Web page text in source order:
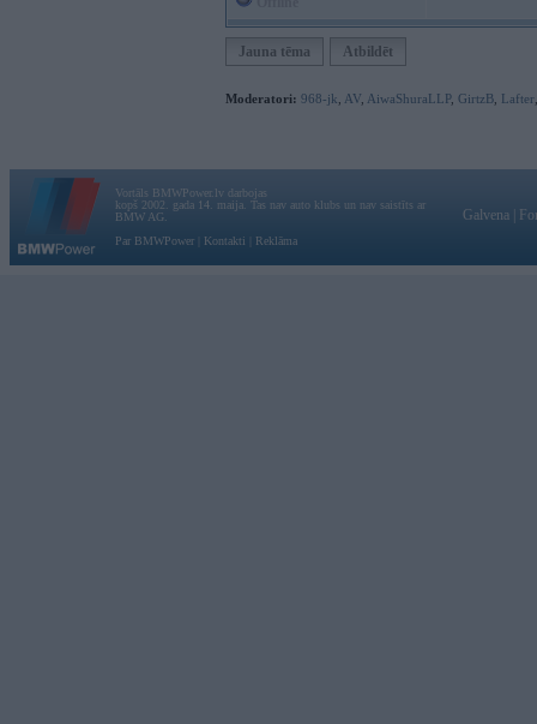
Jauna tēma Atbildēt
Moderatori: 968-jk AV AiwaShuraLLP, GirtzB Lafter
Vortāls BMWPower.lv darbojas
kopš 2002. gada 14. maija. Tas nav auto klubs un nav saistīts ar
BMW AG.
Par BMWPower
Kontakti Reklāma
Galvena